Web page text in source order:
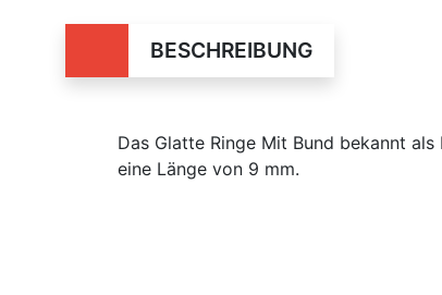
BESCHREIBUNG
Das Glatte Ringe Mit Bund bekannt als
eine Länge von 9 mm.